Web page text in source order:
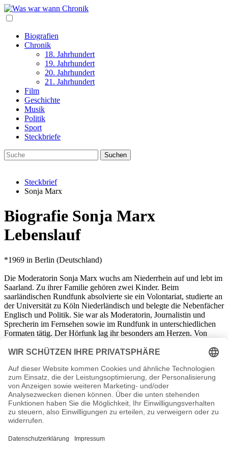
Biografien
Chronik
18. Jahrhundert
19. Jahrhundert
20. Jahrhundert
21. Jahrhundert
Film
Geschichte
Musik
Politik
Sport
Steckbriefe
Steckbrief
Sonja Marx
Biografie Sonja Marx
Lebenslauf
*1969 in Berlin (Deutschland)
Die Moderatorin Sonja Marx wuchs am Niederrhein auf und lebt im
Saarland. Zu ihrer Familie gehören zwei Kinder. Beim
saarländischen Rundfunk absolvierte sie ein Volontariat, studierte an
der Universität zu Köln Niederländisch und belegte die Nebenfächer
Englisch und Politik. Sie war als Moderatorin, Journalistin und
Sprecherin im Fernsehen sowie im Rundfunk in unterschiedlichen
Formaten tätig. Der Hörfunk lag ihr besonders am Herzen. Von
"Guten Morgen", weiterhin arbeitete sie dort ebenfalls bis
als
"Plusminus“, das ARD-Reisefeature "Da will ich hin!“ und das
ARD-Radiofeature "Sharing Economy“ war Sonja Marx aktiv. Die
regionale Nachrichtensendung des Saarländischen Rundfunks
„aktueller bericht“, mit täglicher Ausstrahlung zu Themen des
gesamten Saarlandes und der Region Saar-Lor-Lux-Westpfalz, wird
von Sonja Marx moderiert, in Zusammenarbeit mit den Moderatoren
Joachim Weyand und Julia Lehmann. In ihrer Freizeit hört sie gern